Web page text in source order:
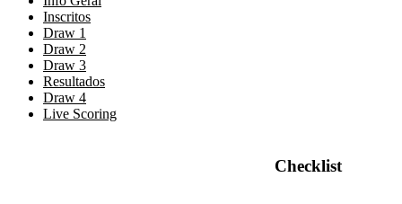
Inscritos
Draw 1
Draw 2
Draw 3
Resultados
Draw 4
Live Scoring
Checklist